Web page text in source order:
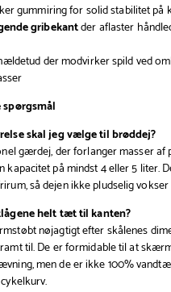
gummiring for solid stabilitet på
gribekantder aflaster
der modvirker spild ved
skal jeg vælge til brøddej?
gærdej, der forlanger masser af
kapacitet på mindst 4 eller 5 liter.
så dejen ikke pludselig
helt tæt til kanten?
nøjagtigt efter skålenes
til. De er formidable til at
men de er ikke 100%